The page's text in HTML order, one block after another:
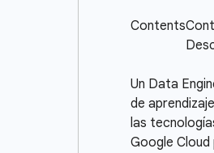
Un Data
de
las
Google